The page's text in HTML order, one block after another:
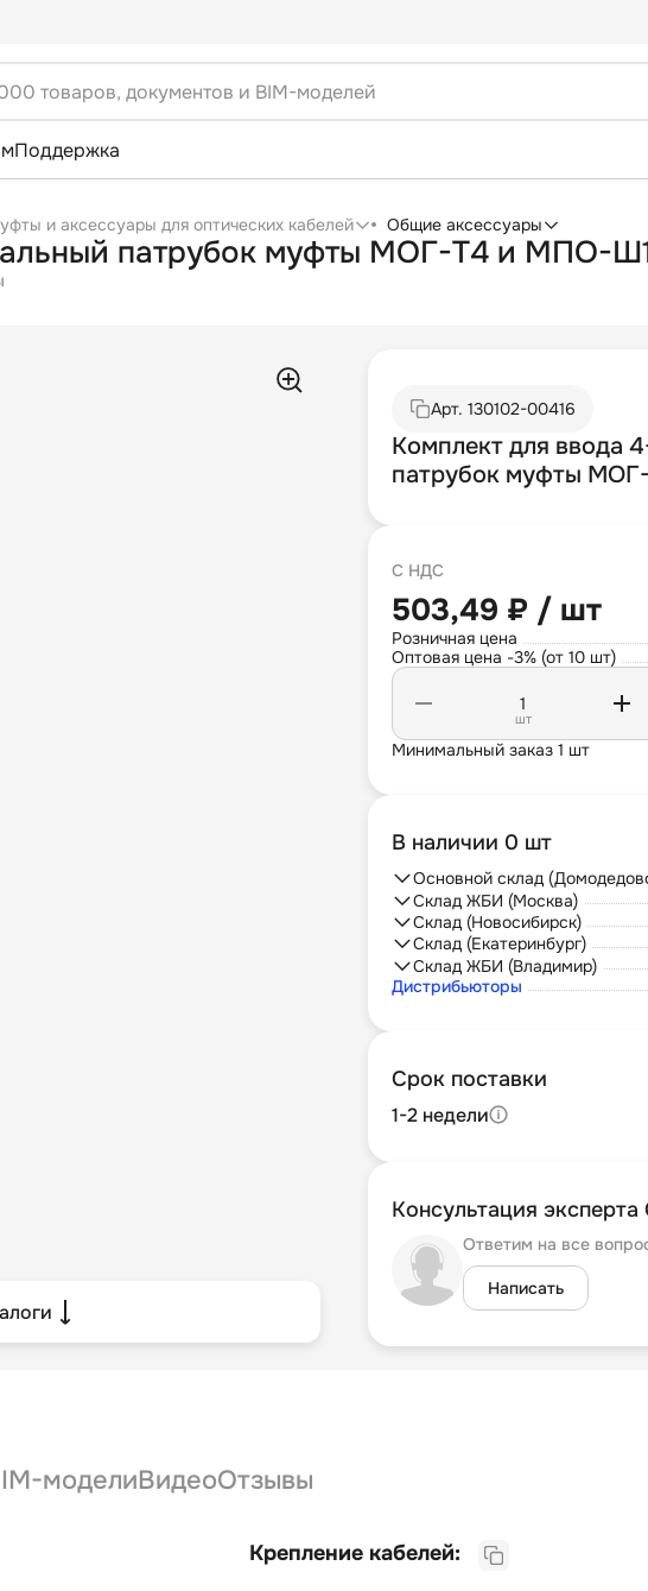
Поддержка
и аксессуары для оптических кабелей Общие аксессуары
патрубок муфты МОГ-Т4 и МПО-
Арт. 130102-00416
Комплект для ввода
патрубок муфты
С НДС
503,49 ₽ / шт
Розничная цена
Оптовая цена -3% (от 10 шт)
шт
Минимальный заказ 1 шт
В наличии 0 шт
Основной склад
Склад ЖБИ (Москва)
Склад (Новосибирск)
Склад (Екатеринбург)
Склад ЖБИ (Владимир)
Дистрибьюторы
Срок поставки
1-2 недели
Консультация
Ответим на все
Написать
моделиВидеоОтзывы